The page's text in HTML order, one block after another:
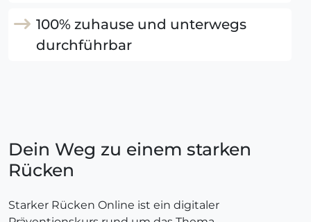
100% zuhause und unterwegs
durchführbar
Dein Weg zu einem starken
Rücken
Starker Rücken Online ist ein digitaler